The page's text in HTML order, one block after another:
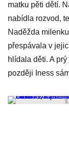
matku pěti dětí.
nabídla rozvod,
Naděžda
přespávala v
hlídala děti. A
později Iness